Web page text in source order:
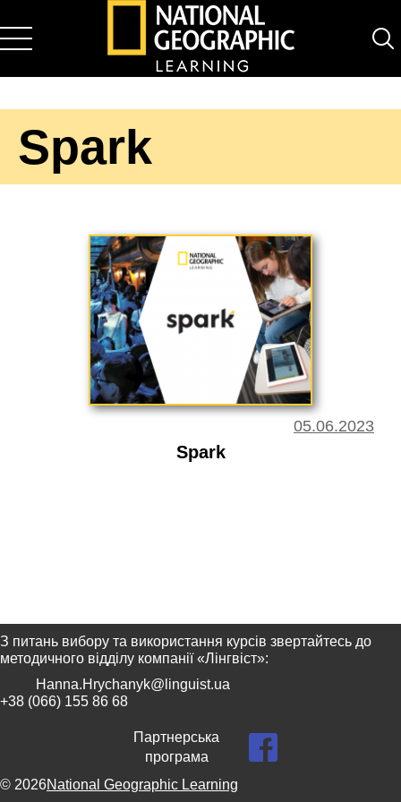
Spark
05.06.2023
Spark
З питань вибору та використання курсів звертайтесь до
методичного відділу компанії «Лінгвіст»:
Hanna.Hrychanyk@linguist.ua
+38 (066) 155 86 68
Партнерська
програма
© 2026National Geographic Learning